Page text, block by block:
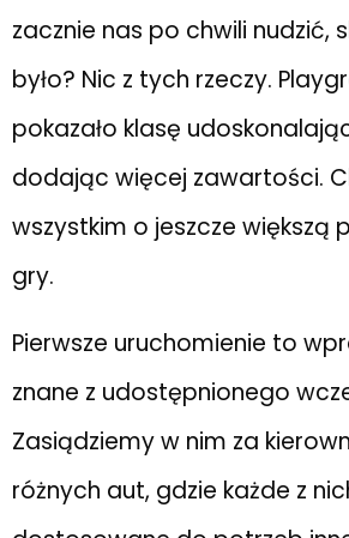
zacznie nas po chwili nudzić,
było? Nic z tych rzeczy.
pokazało klasę
dodając więcej zawartości.
wszystkim o jeszcze większą
gry.
Pierwsze uruchomienie to
znane z udostępnionego
Zasiądziemy w nim za
różnych aut, gdzie każde z